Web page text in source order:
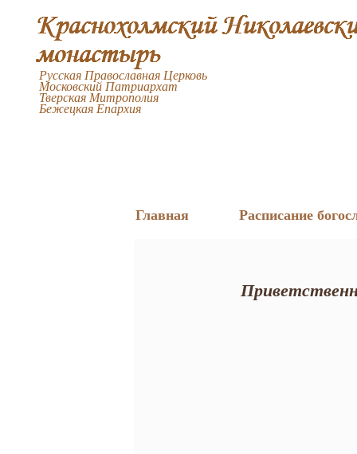
Русская Православная Церковь
Московский Патриархат
Тверская Митрополия
Бежецкая Епархия
Главная Расписание